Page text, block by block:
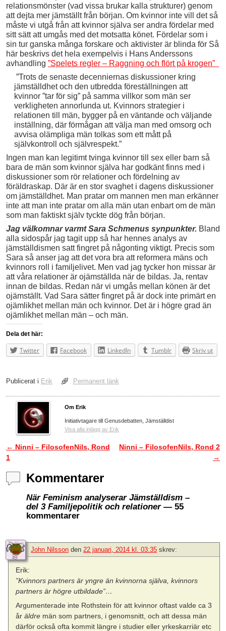
relationsmönster (vad vissa brukar kalla strukturer) genom
att dejta mer jämställt från början. Om kvinnor inte vill det så
måste vi utgå från att kvinnor själva ser andra fördelar med
sitt sätt att umgås med det motsatta könet. Fördelar som i
sin tur ganska många forskare och aktivister är blinda för Så
här beskrivs det hela exempelvis i Hans Anderssons
avhandling ”Spelets regler – Raggning och flört på krogen”
”Trots de senaste decenniernas diskussioner kring
jämställdhet och den utbredda föreställningen att
kvinnor ”tar för sig” på samma villkor som män ser
verkligheten annorlunda ut. Kvinnors strategier i
relationen till män, bygger på en väntande och väljande
inställning, där förmågan att välja man med omsorg och
avvisa olämpliga män tolkas som ett mått på
självkontroll och självrespekt.”
Ingen man kan legitimt tvinga kvinnor till sex eller barn så
bara de män som kvinnor själva har godkänt finns med i
diskussioner som rör relationer och fördelning av
föräldraskap. Där är en stor svaghet i dagens diskussioner
om jämställdhet. Man pratar om mannen men man erkänner
inte att man inte pratar om alla män utan enbart om de män
som man faktiskt själv tyckte dög från början.
Jag välkomnar varmt Sara Schmenus synpunkter. Bland
alla sidospår jag tagit upp så har hennes analys av
jämställdismen satt fingret på någonting viktigt. Precis som
Sara så anser jag att det vora bra att reformera mäns och
kvinnors roll i familjelivet. Men vad jag tycker hon missar är
att våra relationer är ojämställda när de bildas. Ja, rentav
innan de bildas. Redan när vi umgås mellan könen är det
ojämställt. Vad Sara sätter fingret på är dock inte primärt en
ojämlikhet mellan män och kvinnor. Det är i högre grad än
ojämlikhet mellan män – och män.
Dela det här:
Twitter Facebook LinkedIn Tumblr Skriv ut
Publicerat i Erik Permanent länk
Om Erik
Initiativtagare till Genusdebatten, Jämställdist
Visa alla inlägg av Erik
Inläggsnavigering
← Ninni – FilosofenNils, Rond
1
Ninni – FilosofenNils, Rond 2
→
Kommentarer
När Feminism analyserar Jämställdism –
del 3 Familjepolitik och relationer— 55
kommentarer
John Nilsson den 22 januari, 2014 kl. 03:35 skrev:
Erik:
”Kvinnors partners är yngre än kvinnorna själva, kvinnors
partners är högre utbildade”…
Argumenterade inte Rothstein för att kvinnor oftast valde ca 3
åräldre män som partners, i genomsnitt, och att dessa män
därför också ofta kommit längre i studier eller yrkeskarriär etc